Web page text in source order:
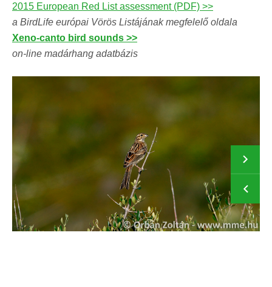
2015 European Red List assessment (PDF) >>
a BirdLife európai Vörös Listájának megfelelő oldala
Xeno-canto bird sounds >>
on-line madárhang adatbázis